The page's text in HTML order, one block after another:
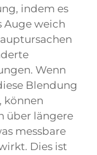
indem es
Auge weich
Wenn
Blendung
können
über längere
messbare
Dies ist